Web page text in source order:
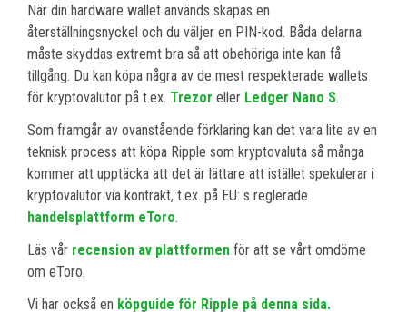
När din hardware wallet används skapas en
återställningsnyckel och du väljer en PIN-kod. Båda delarna
måste skyddas extremt bra så att obehöriga inte kan få
tillgång. Du kan köpa några av de mest respekterade wallets
för kryptovalutor på t.ex. Trezor eller Ledger Nano S.
Som framgår av ovanstående förklaring kan det vara lite av en
teknisk process att köpa Ripple som kryptovaluta så många
kommer att upptäcka att det är lättare att istället spekulerar i
kryptovalutor via kontrakt, t.ex. på EU: s reglerade
handelsplattform eToro.
Läs vår recension av plattformen för att se vårt omdöme
om eToro.
Vi har också en köpguide för Ripple på denna sida.